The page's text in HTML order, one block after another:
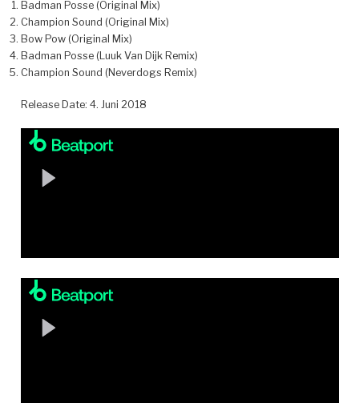
Badman Posse (Original Mix)
Champion Sound (Original Mix)
Bow Pow (Original Mix)
Badman Posse (Luuk Van Dijk Remix)
Champion Sound (Neverdogs Remix)
Release Date: 4. Juni 2018